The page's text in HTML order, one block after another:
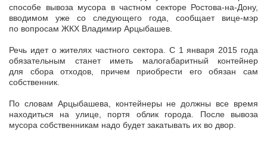
способе вывоза мусора в частном секторе Ростова-на-Дону,
вводимом уже со следующего года, сообщает вице-мэр
по вопросам ЖКХ Владимир Арцыбашев.
Речь идет о жителях частного сектора. С 1 января 2015 года
обязательным станет иметь малогабаритный контейнер
для сбора отходов, причем приобрести его обязан сам
собственник.
По словам Арцыбашева, контейнеры не должны все время
находиться на улице, портя облик города. После вывоза
мусора собственникам надо будет закатывать их во двор.